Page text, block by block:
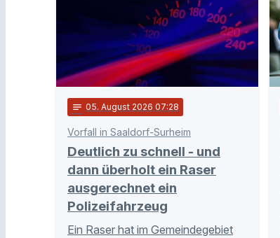
notes 05. August 2026 07:28
Vorfall in Saaldorf-Surheim
Deutlich zu schnell - und
dann überholt ein Raser
ausgerechnet ein
Polizeifahrzeug
Ein Raser hat im Gemeindegebiet